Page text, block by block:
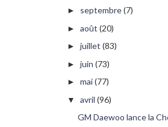
► septembre(7)
► août (20)
► juillet (83)
► juin (73)
► mai(77)
▼ avril (96)
GM Daewoo lance la